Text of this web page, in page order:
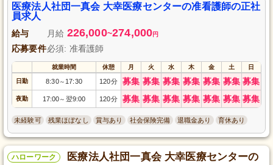
医療法人社団一真会 大幸医療センターの准看護師の正社
員求人
給与 月給 226,000~274,000円
応募要件必須: 准看護師
就業時間 休憩 月 火 水 木 金 土 日
日勤 8:30～ 17:30 120分 募集 募集 募集 募集 募集 募集 募集
夜勤 17:00～ 翌9:00 120分 募集 募集 募集 募集 募集 募集 募集
未経験可 残業ほぼなし 賞与あり 社会保険完備 退職金あり 育休あり
ハローワーク 医療法人社団一真会 大幸医療センターの